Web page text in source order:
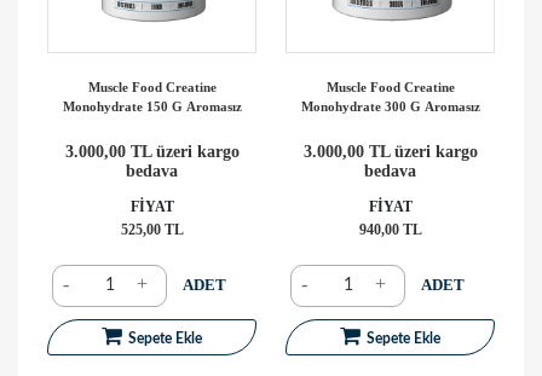
Muscle Food Creatine
Monohydrate 150 G Aromasız
3.000,00 TL üzeri kargo
bedava
FİYAT
525,00 TL
- + ADET
Sepete Ekle
Muscle Food Creatine
Monohydrate 300 G Aromasız
3.000,00 TL üzeri kargo
bedava
FİYAT
940,00 TL
- + ADET
Sepete Ekle